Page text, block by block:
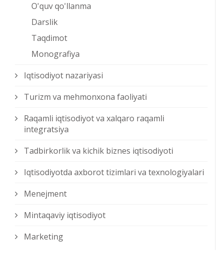
O'quv qo'llanma
Darslik
Taqdimot
Monografiya
Iqtisodiyot nazariyasi
Turizm va mehmonxona faoliyati
Raqamli iqtisodiyot va xalqaro raqamli
integratsiya
Tadbirkorlik va kichik biznes iqtisodiyoti
Iqtisodiyotda axborot tizimlari va texnologiyalari
Menejment
Mintaqaviy iqtisodiyot
Marketing